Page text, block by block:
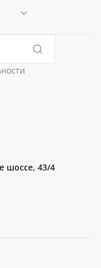
шоссе, 43/4